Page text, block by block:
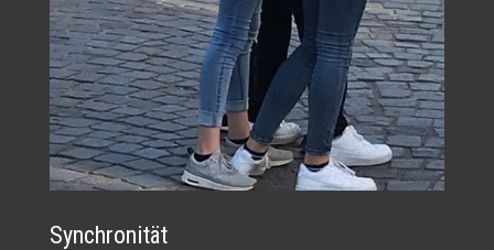
Synchronität